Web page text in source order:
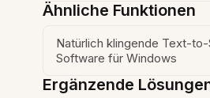
Ähnliche Funktionen
Natürlich klingende Text-
Software für Windows
Ergänzende